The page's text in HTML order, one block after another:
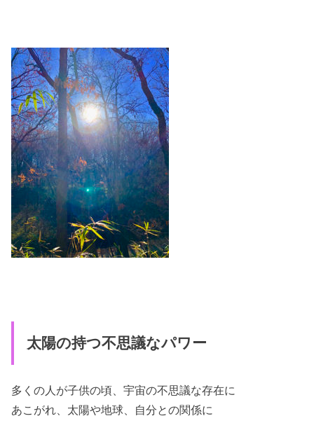
太陽の持つ不思議なパワー
多くの人が子供の頃、宇宙の不思議な存在に
あこがれ、太陽や地球、自分との関係に